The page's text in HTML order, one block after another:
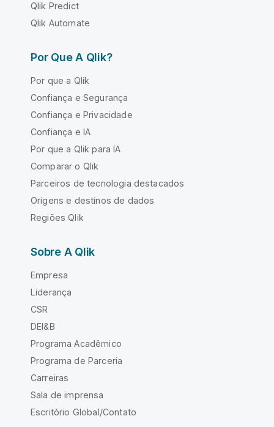
Qlik Predict
Qlik Automate
Por Que A Qlik?
Por que a Qlik
Confiança e Segurança
Confiança e Privacidade
Confiança e IA
Por que a Qlik para IA
Comparar o Qlik
Parceiros de tecnologia destacados
Origens e destinos de dados
Regiões Qlik
Sobre A Qlik
Empresa
Liderança
CSR
DEI&B
Programa Acadêmico
Programa de Parceria
Carreiras
Sala de imprensa
Escritório Global/Contato